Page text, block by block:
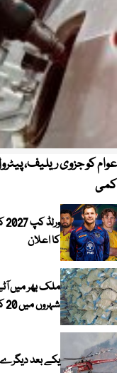
عوام کو جزوی ریلیف،
کمی
کا اعلان
ملک بھر میں
شہروں میں 20 کلو تھیلا 100 روپے تک مہنگا
یکے بعد دیگرے 2 ہیلی کاپٹر گر کر تباہ؛ متعدد